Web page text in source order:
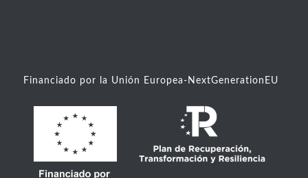
Financiado por la Unión Europea-NextGenerationEU